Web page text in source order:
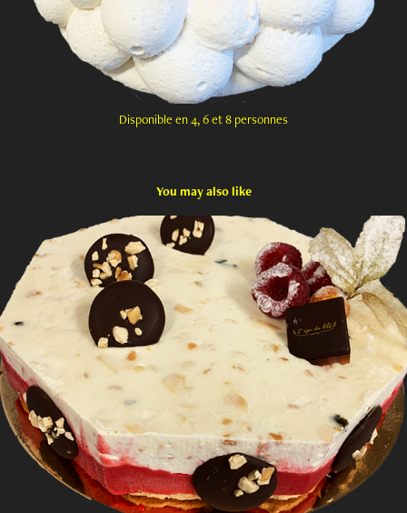
Disponible en 4, 6 et 8 personnes
You may also like
Nougat Glacé
2020